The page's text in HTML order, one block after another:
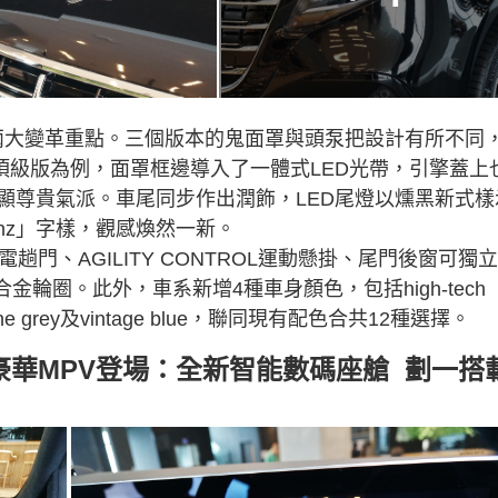
變革重點。三個版本的鬼面罩與頭泵把設計有所不同
版為例，面罩框邊導入了一體式LED光帶，引擎蓋上
尊貴氣派。車尾同步作出潤飾，LED尾燈以燻黑新式
」字樣，觀感煥然一新。
門、AGILITY CONTROL運動懸掛、尾門後窗可獨
輪圈。此外，車系新增4種車身顏色，包括high-tech
grey及vintage blue，聯同現有配色合共12種選擇。
MPV登場：全新智能數碼座艙 劃一搭